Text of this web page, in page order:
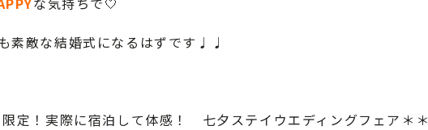
素敵な結婚式になるはずです♩♩
定！実際に宿泊して体感！ 七夕ステイウエディングフェア＊＊